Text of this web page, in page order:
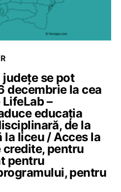
se pot
decembrie la cea
–
educația
de la
la liceu / Acces la
pentru
pentru
pentru